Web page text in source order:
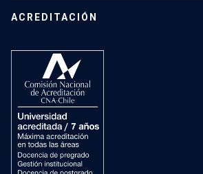
ACREDITACIÓN